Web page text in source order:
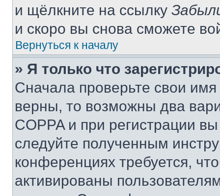
и щёлкните на ссылку
и скоро вы снова сможете
Вернуться к началу
» Я только что
Сначала проверьте свои
верны, то возможны два
COPPA и при регистрации
следуйте полученным
конференциях требуется,
активированы